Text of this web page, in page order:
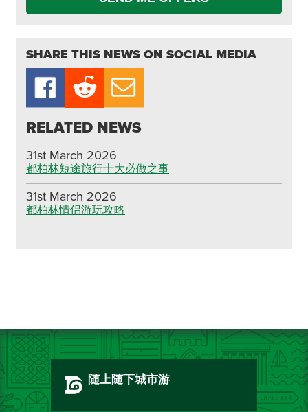
SHARE THIS NEWS ON SOCIAL MEDIA
RELATED NEWS
31st March 2026
都柏林短途旅行十大必做之事
31st March 2026
都柏林情侣游玩攻略
随上随下城市游